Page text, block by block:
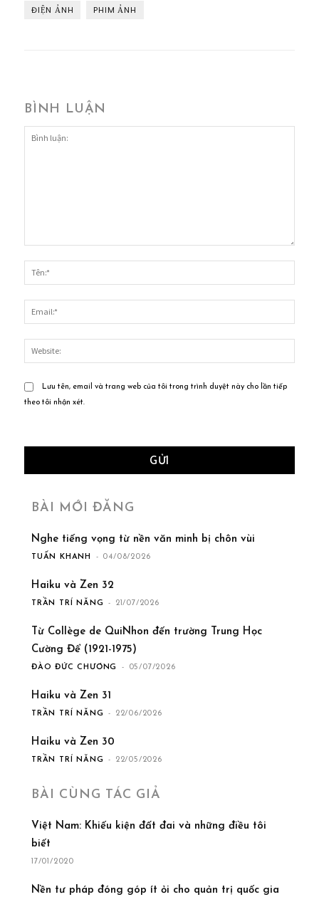
ĐIỆN ẢNH PHIM ẢNH
BÌNH LUẬN
luận:
Lưu tên, email và trang web của tôi trong trình duyệt này cho lần tiếp
theo tôi nhận xét.
BÀI MỚI ĐĂNG
Nghe tiếng vọng từ nền văn minh bị chôn vùi
TUẤN KHANH - 04/08/2026
Haiku và Zen 32
TRẦN TRÍ NĂNG - 21/07/2026
Từ Collège de QuiNhon đến trường Trung Học
Cường Để (1921-1975)
ĐÀO ĐỨC CHƯƠNG - 05/07/2026
Haiku và Zen 31
TRẦN TRÍ NĂNG - 22/06/2026
Haiku và Zen 30
TRẦN TRÍ NĂNG - 22/05/2026
BÀI CÙNG TÁC GIẢ
Việt Nam: Khiếu kiện đất đai và những điều tôi
biết
17/01/2020
Nền tư pháp đóng góp ít ỏi cho quản trị quốc gia